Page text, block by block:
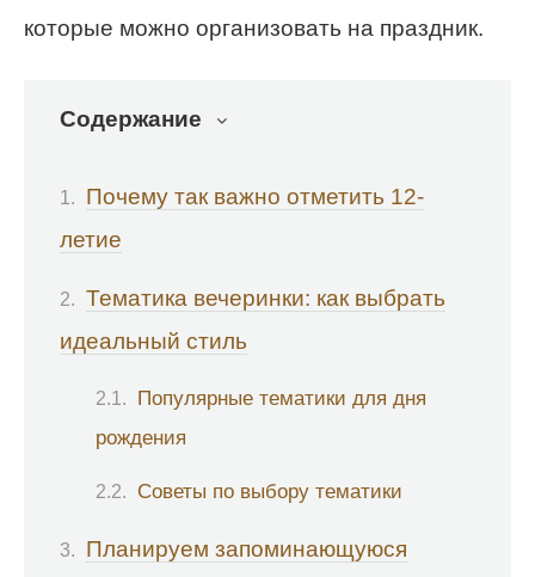
которые можно организовать на праздник.
Содержание
Почему так важно отметить 12-
летие
Тематика вечеринки: как выбрать
идеальный стиль
Популярные тематики для дня
рождения
Советы по выбору тематики
Планируем запоминающуюся